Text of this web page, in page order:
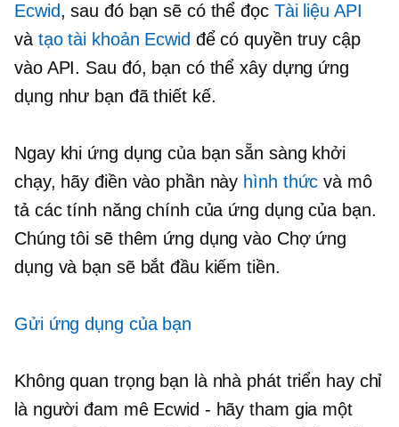
Ecwid, sau đó bạn sẽ có thể đọc Tài liệu API
và tạo tài khoản Ecwid để có quyền truy cập
vào API. Sau đó, bạn có thể xây dựng ứng
dụng như bạn đã thiết kế.
Ngay khi ứng dụng của bạn sẵn sàng khởi
chạy, hãy điền vào phần này hình thức và mô
tả các tính năng chính của ứng dụng của bạn.
Chúng tôi sẽ thêm ứng dụng vào Chợ ứng
dụng và bạn sẽ bắt đầu kiếm tiền.
Gửi ứng dụng của bạn
Không quan trọng bạn là nhà phát triển hay chỉ
là người đam mê Ecwid - hãy tham gia một